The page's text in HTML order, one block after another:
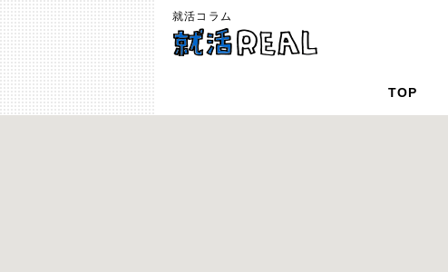
就活コラム
TOP